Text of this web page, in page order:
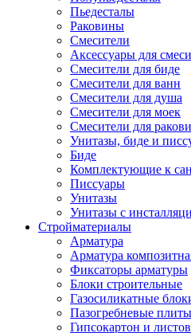
Пьедесталы
Раковины
Смесители
Аксессуары для
Смесители для биде
Смесители для ванн
Смесители для душа
Смесители для моек
Смесители для
Унитазы, биде и
Биде
Комплектующие к
Писсуары
Унитазы
Унитазы с
Стройматериалы
Арматура
Арматура
Фиксаторы арматуры
Блоки строительные
Газосиликатные
Пазогребневые
Гипсокартон и